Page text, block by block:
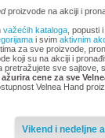
proizvode na akciji i
važećih kataloga, popusti
i svim aktivnim
za sve proizvode,
koji su na akciji i
sve sajtove,
cene za sve
Velnea Hand
Vikend i nedeljne